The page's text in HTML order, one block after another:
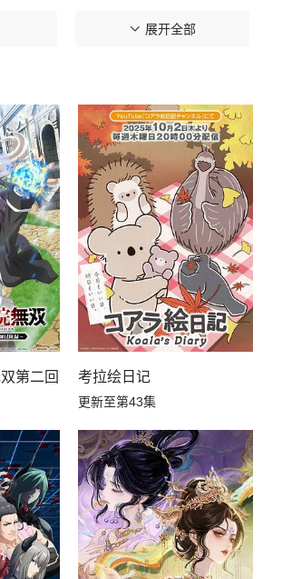
第26集
第15集
第09集
第03集
展开全部
第二回转生，S等级作弊魔术师冒险记
考拉绘日记
更新至第43集